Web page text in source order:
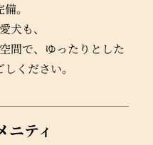
。
犬も、
間で、 ゆったりとした
ください。
ニティ